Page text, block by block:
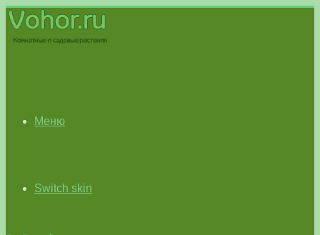
Меню
Switch skin